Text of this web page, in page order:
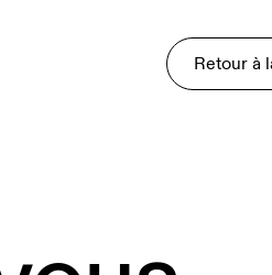
Retour à